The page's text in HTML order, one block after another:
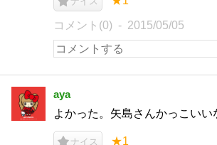
コメント(0) 2015/05/05
aya
よかった。矢島さんかっこいい
ナイス ★1